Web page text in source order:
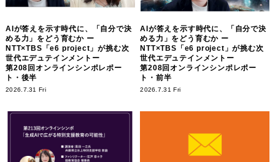
AIが答えを示す時代に、「自分で決
める力」をどう育むか ー
NTT×TBS「e6 project」が挑む次
世代エデュテインメントー
第208回オンラインシンポレポー
ト・後半
2026.7.31 Fri
AIが答えを示す時代に、「自分で決
める力」をどう育むか ー
NTT×TBS「e6 project」が挑む次
世代エデュテインメントー
第208回オンラインシンポレポー
ト・前半
2026.7.31 Fri